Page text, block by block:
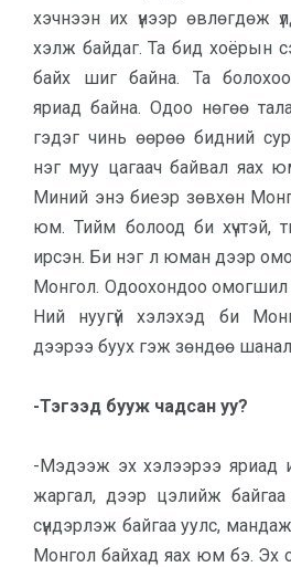
хэчнээн их үнээр өвлөгдөж
хэлж байдаг. Та бид хоёрын
байх шиг байна. Та
яриад байна. Одоо нөгөө
гэдэг чинь өөрөө бидний
нэг муу цагаач байвал яах
Миний энэ биеэр зөвхөн
юм. Тийм болоод би хүчтэй,
ирсэн. Би нэг л юман дээр
Монгол. Одоохондоо
Ний нуугүй хэлэхэд би
дээрээ буух гэж зөндөө
-Тэгээд бууж чадсан уу?
-Мэдээж эх хэлээрээ яриад
жаргал, дээр цэлийж байгаа
сүндэрлэж байгаа уулс, мандаж
Монгол байхад яах юм бэ. Эх